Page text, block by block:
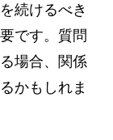
続けるべき
です。質問
場合、関係
かもしれま